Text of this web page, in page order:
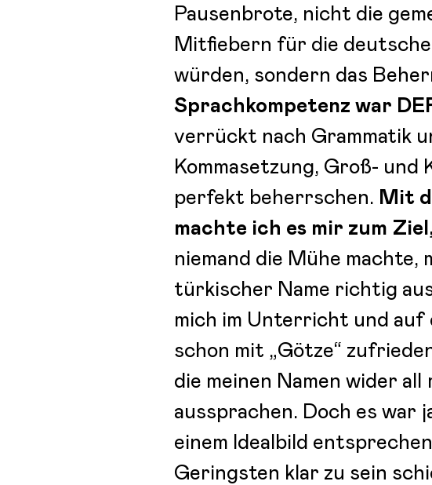
Pausenbrote, nicht die
Mitfiebern für die
würden, sondern das
Sprachkompetenz war
verrückt nach Grammatik
Kommasetzung, Groß- und
perfekt beherrschen. Mit
machte ich es mir zum
niemand die Mühe machte,
türkischer Name richtig
mich im Unterricht und auf
schon mit „Götze“
die meinen Namen wider
aussprachen. Doch es war
einem Idealbild
Geringsten klar zu sein